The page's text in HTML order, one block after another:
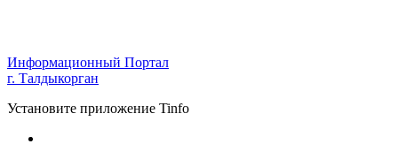
Информационный Портал
г. Талдыкорган
Установите приложение Tinfo